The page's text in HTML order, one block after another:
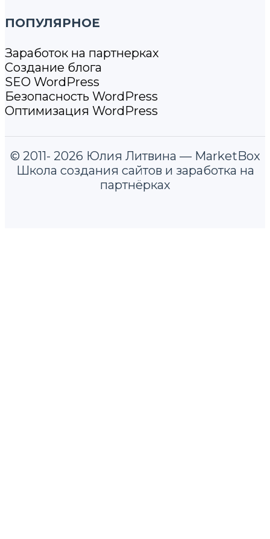
ПОПУЛЯРНОЕ
Заработок на партнерках
Создание блога
SEO WordPress
Безопасность WordPress
Оптимизация WordPress
© 2011- 2026 Юлия Литвина — MarketBox
Школа создания сайтов и заработка на
партнёрках